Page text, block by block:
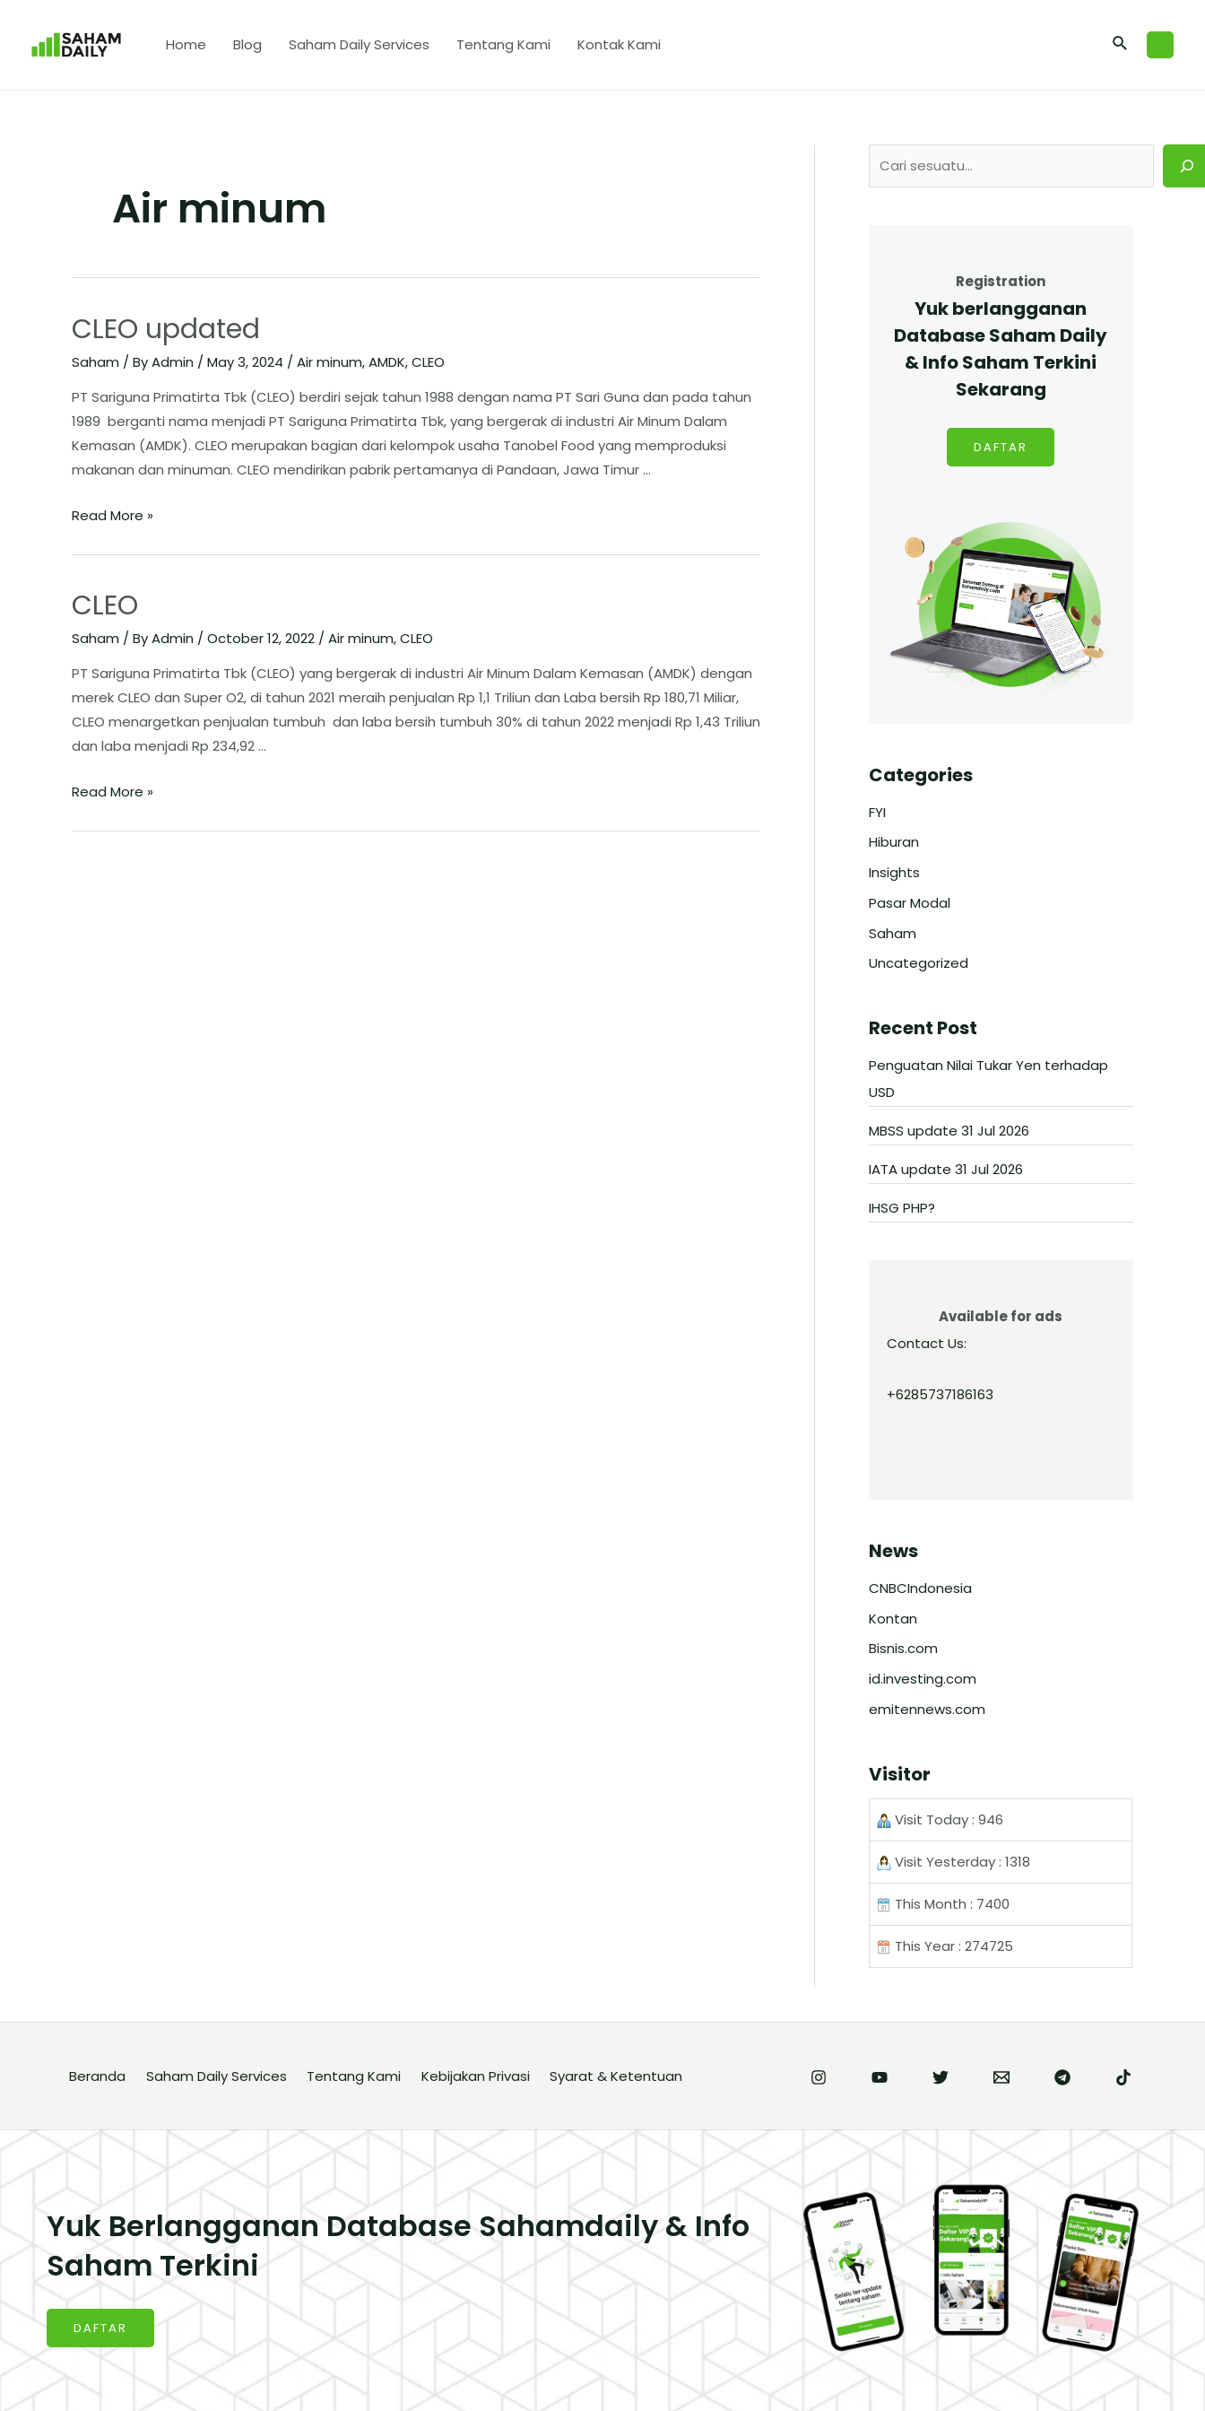
Home Blog Saham Daily Services Tentang Kami Kontak Kami
Air minum
CLEO updated
Saham / ByAdmin /May 3, 2024 /Air minum,AMDK,CLEO
PT Sariguna Primatirta Tbk (CLEO) berdiri sejak tahun 1988 dengan nama PT Sari Guna dan pada tahun
1989 berganti nama menjadi PT Sariguna Primatirta Tbk, yang bergerak di industri Air Minum Dalam
Kemasan (AMDK). CLEO merupakan bagian dari kelompok usaha Tanobel Food yang memproduksi
makanan dan minuman. CLEO mendirikan pabrik pertamanya di Pandaan, Jawa Timur …
Read More »
CLEO
Saham / ByAdmin / October 12, 2022 / Air minum,CLEO
PT Sariguna Primatirta Tbk (CLEO) yang bergerak di industri Air Minum Dalam Kemasan (AMDK) dengan
merek CLEO dan Super O2, di tahun 2021 meraih penjualan Rp 1,1 Triliun dan Laba bersih Rp 180,71 Miliar,
CLEO menargetkan penjualan tumbuh dan laba bersih tumbuh 30% di tahun 2022 menjadi Rp 1,43 Triliun
dan laba menjadi Rp 234,92 …
Read More »
Registration
Yuk berlangganan
Database Saham Daily
& Info Saham Terkini
Sekarang
DAFTAR
Categories
FYI
Hiburan
Insights
Pasar Modal
Saham
Uncategorized
Recent Post
Penguatan Nilai Tukar Yen terhadap
USD
MBSS update 31 Jul 2026
IATA update 31 Jul 2026
IHSG PHP?
Available for ads
Contact Us:
+6285737186163
News
CNBCIndonesia
Kontan
Bisnis.com
id.investing.com
emitennews.com
Visitor
Visit Today : 946
Visit Yesterday : 1318
This Month : 7400
This Year : 274725
Beranda Saham Daily Services Tentang Kami Kebijakan Privasi Syarat & Ketentuan
Yuk Berlangganan Database Sahamdaily & Info
Saham Terkini
DAFTAR